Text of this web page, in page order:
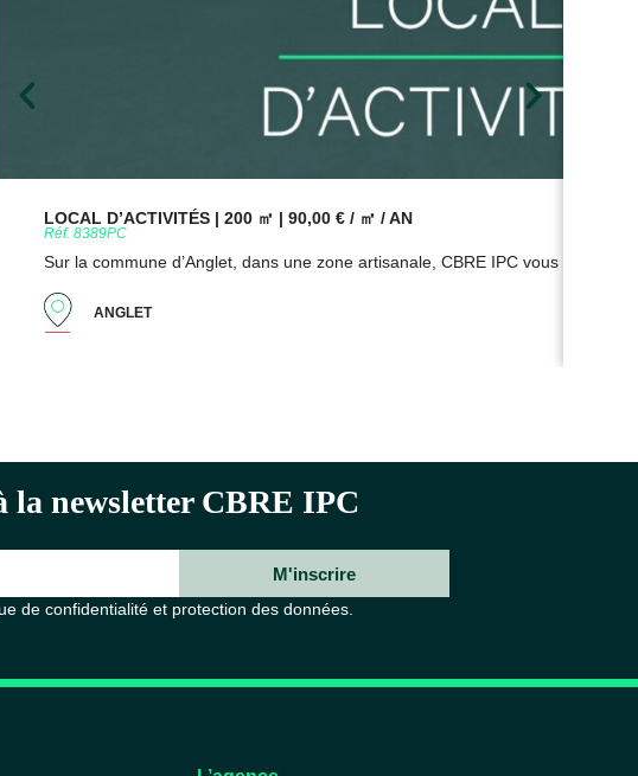
LOCAL D’ACTIVITÉS | 200 ㎡ | 90,00 € / ㎡ / AN
Réf. 8389PC
Sur la commune d’Anglet, dans une zone artisanale, CBRE IPC vous
ANGLET
la newsletter CBRE IPC
M'inscrire
de confidentialité et protection des données.